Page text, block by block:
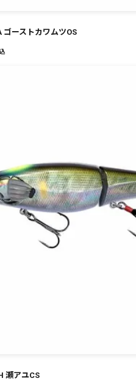
ゴーストカワムツOS
瀬アユCS